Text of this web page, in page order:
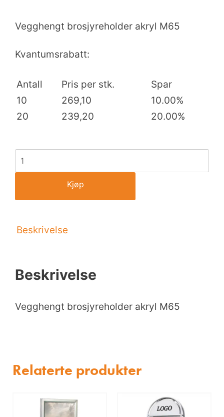
Vegghengt brosjyreholder akryl M65
Kvantumsrabatt:
Antall Pris per stk.
Spar
10
269,10
10.00%
20
239,20 20.00%
Kjøp
Beskrivelse
Beskrivelse
Vegghengt brosjyreholder akryl M65
Relaterte produkter